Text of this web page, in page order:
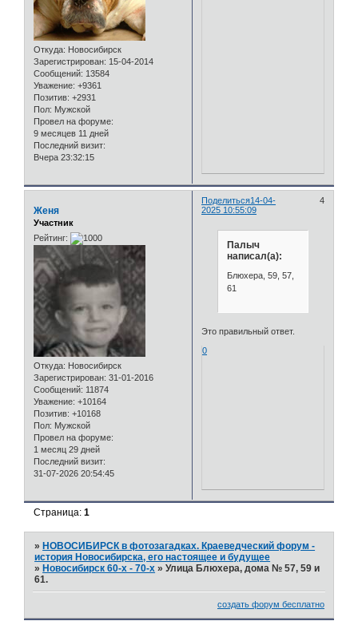
Откуда: Новосибирск
Зарегистрирован: 15-04-2014
Сообщений: 13584
Уважение: +9361
Позитив: +2931
Пол: Мужской
Провел на форуме:
9 месяцев 11 дней
Последний визит:
Вчера 23:32:15
Поделиться 4
14-04-
2025 10:55:09
Женя
Участник
Рейтинг:
Откуда: Новосибирск
Зарегистрирован: 31-01-2016
Сообщений: 11874
Уважение: +10164
Позитив: +10168
Пол: Мужской
Провел на форуме:
1 месяц 29 дней
Последний визит:
31-07-2026 20:54:45
Палыч
написал(а):
Блюхера, 59, 57,
61
Это правильный ответ.
0
Страница:1
»НОВОСИБИРСК в фотозагадках. Краеведческий форум -
история Новосибирска, его настоящее и будущее
»Новосибирск 60-х - 70-х »Улица Блюхера, дома № 57, 59 и
61.
создать форум бесплатно